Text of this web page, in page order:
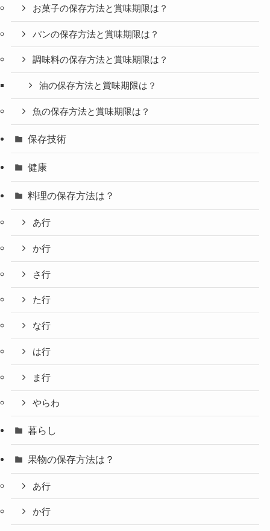
お菓子の保存方法と賞味期限は？
パンの保存方法と賞味期限は？
調味料の保存方法と賞味期限は？
油の保存方法と賞味期限は？
魚の保存方法と賞味期限は？
保存技術
健康
料理の保存方法は？
あ行
か行
さ行
た行
な行
は行
ま行
やらわ
暮らし
果物の保存方法は？
あ行
か行